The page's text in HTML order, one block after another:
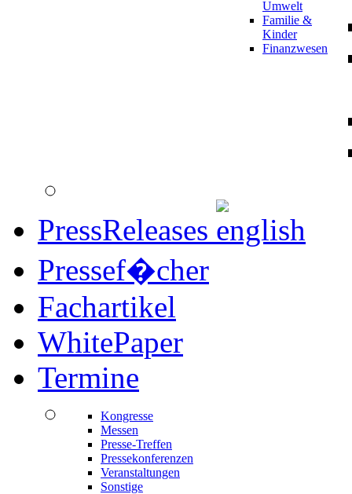
Umwelt
Familie &
Kinder
Finanzwesen
PressReleases
Pressef�cher
Fachartikel
WhitePaper
Termine
Kongresse
Messen
Presse-Treffen
Pressekonferenzen
Veranstaltungen
Sonstige